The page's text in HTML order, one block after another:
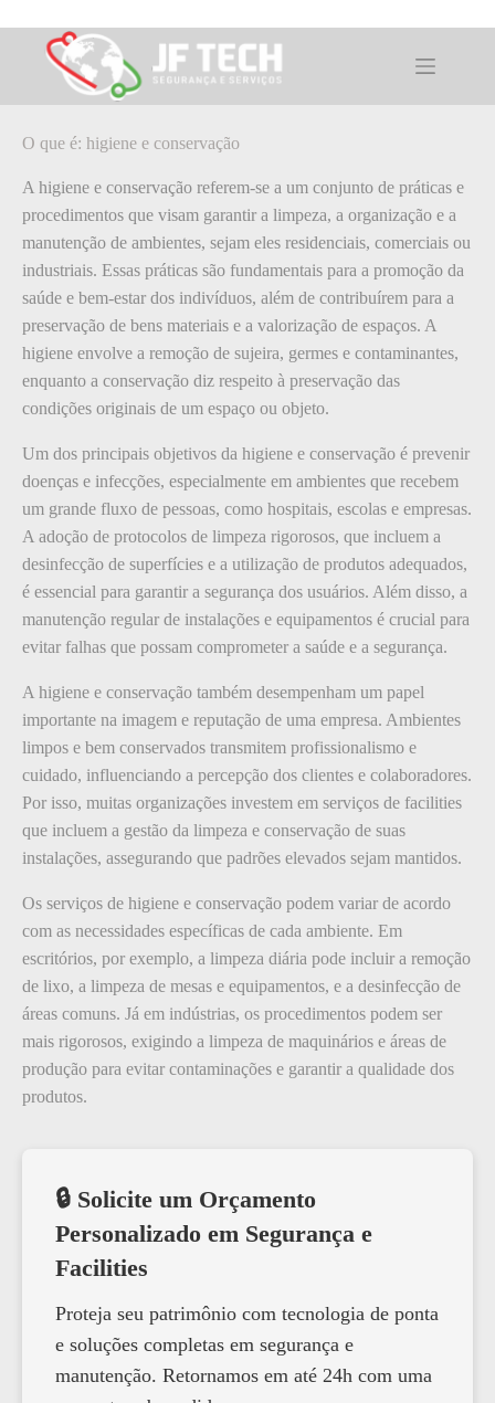
para
conteúdoO que é: higiene e conservação
O que é: higiene e conservação
A higiene e conservação referem-se a um conjunto de práticas e
procedimentos que visam garantir a limpeza, a organização e a
manutenção de ambientes, sejam eles residenciais, comerciais ou
industriais. Essas práticas são fundamentais para a promoção da
saúde e bem-estar dos indivíduos, além de contribuírem para a
preservação de bens materiais e a valorização de espaços. A
higiene envolve a remoção de sujeira, germes e contaminantes,
enquanto a conservação diz respeito à preservação das
condições originais de um espaço ou objeto.
Um dos principais objetivos da higiene e conservação é prevenir
doenças e infecções, especialmente em ambientes que recebem
um grande fluxo de pessoas, como hospitais, escolas e empresas.
A adoção de protocolos de limpeza rigorosos, que incluem a
desinfecção de superfícies e a utilização de produtos adequados,
é essencial para garantir a segurança dos usuários. Além disso, a
manutenção regular de instalações e equipamentos é crucial para
evitar falhas que possam comprometer a saúde e a segurança.
A higiene e conservação também desempenham um papel
importante na imagem e reputação de uma empresa. Ambientes
limpos e bem conservados transmitem profissionalismo e
cuidado, influenciando a percepção dos clientes e colaboradores.
Por isso, muitas organizações investem em serviços de facilities
que incluem a gestão da limpeza e conservação de suas
instalações, assegurando que padrões elevados sejam mantidos.
Os serviços de higiene e conservação podem variar de acordo
com as necessidades específicas de cada ambiente. Em
escritórios, por exemplo, a limpeza diária pode incluir a remoção
de lixo, a limpeza de mesas e equipamentos, e a desinfecção de
áreas comuns. Já em indústrias, os procedimentos podem ser
mais rigorosos, exigindo a limpeza de maquinários e áreas de
produção para evitar contaminações e garantir a qualidade dos
produtos.
🔒 Solicite um Orçamento
Personalizado em Segurança e
Facilities
Proteja seu patrimônio com tecnologia de ponta
e soluções completas em segurança e
manutenção. Retornamos em até 24h com uma